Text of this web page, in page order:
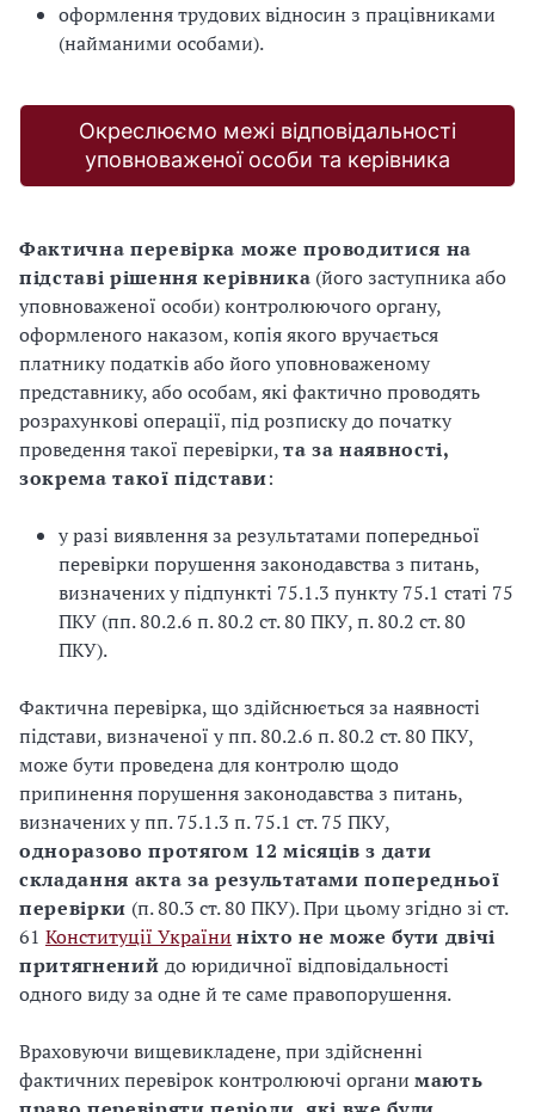
оформлення трудових відносин з працівниками
(найманими особами).
Окреслюємо межі відповідальності
уповноваженої особи та керівника
Фактична перевірка може проводитися на
підставі рішення керівника (його заступника або
уповноваженої особи) контролюючого органу,
оформленого наказом, копія якого вручається
платнику податків або його уповноваженому
представнику, або особам, які фактично проводять
розрахункові операції, під розписку до початку
проведення такої перевірки,та за наявності,
зокрема такої підстави:
у разі виявлення за результатами попередньої
перевірки порушення законодавства з питань,
визначених у підпункті 75.1.3 пункту 75.1 статі 75
ПКУ (пп. 80.2.6 п. 80.2 ст. 80 ПКУ, п. 80.2 ст. 80
ПКУ).
Фактична перевірка, що здійснюється за наявності
підстави, визначеної у пп. 80.2.6 п. 80.2 ст. 80 ПКУ,
може бути проведена для контролю щодо
припинення порушення законодавства з питань,
визначених у пп. 75.1.3 п. 75.1 ст. 75 ПКУ,
одноразово протягом 12 місяців з дати
складання акта за результатами попередньої
перевірки (п. 80.3 ст. 80 ПКУ). При цьому згідно зі ст.
61 Конституції України ніхто не може бути двічі
притягнений до юридичної відповідальності
одного виду за одне й те саме правопорушення.
Враховуючи вищевикладене, при здійсненні
фактичних перевірок контролюючі органи мають